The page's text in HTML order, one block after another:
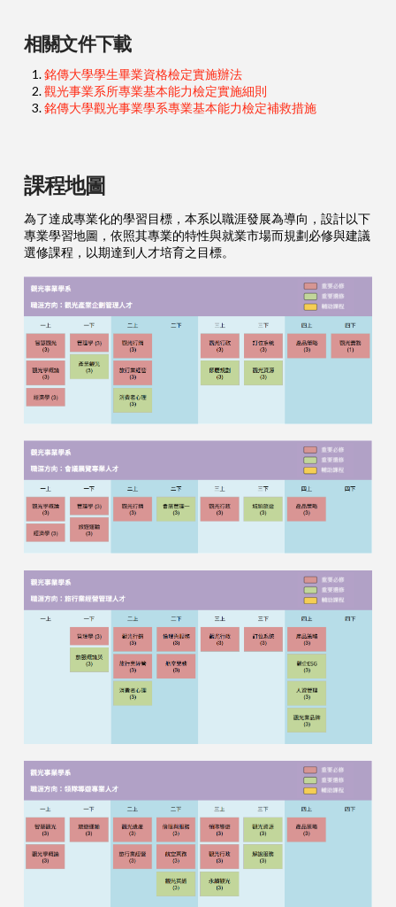
相關文件下載
銘傳大學學生畢業資格檢定實施辦法
觀光事業系所專業基本能力檢定實施細則
銘傳大學觀光事業學系專業基本能力檢定補救措施
課程地圖
為了達成專業化的學習目標，本系以職涯發展為導向，設計以下
專業學習地圖，依照其專業的特性與就業市場而規劃必修與建議
選修課程，以期達到人才培育之目標。